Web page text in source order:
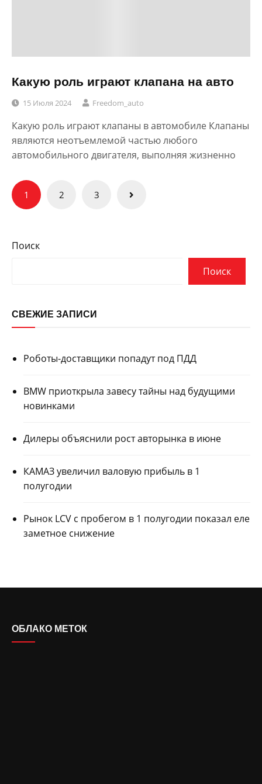
Какую роль играют клапана на авто
15 Июля 2024 Freedom_auto
Какую роль играют клапаны в автомобиле Клапаны
являются неотъемлемой частью любого
автомобильного двигателя, выполняя жизненно
Пагинация
записей
1 2 3
Поиск
Поиск
СВЕЖИЕ ЗАПИСИ
Роботы-доставщики попадут под ПДД
BMW приоткрыла завесу тайны над будущими
новинками
Дилеры объяснили рост авторынка в июне
КАМАЗ увеличил валовую прибыль в 1
полугодии
Рынок LCV с пробегом в 1 полугодии показал еле
заметное снижение
ОБЛАКО МЕТОК